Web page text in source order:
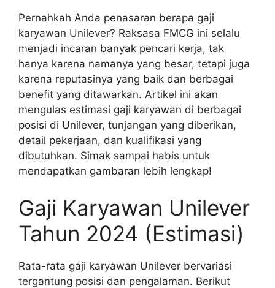
Pernahkah Anda penasaran berapa gaji
karyawan Unilever? Raksasa FMCG ini selalu
menjadi incaran banyak pencari kerja, tak
hanya karena namanya yang besar, tetapi juga
karena reputasinya yang baik dan berbagai
benefit yang ditawarkan. Artikel ini akan
mengulas estimasi gaji karyawan di berbagai
posisi di Unilever, tunjangan yang diberikan,
detail pekerjaan, dan kualifikasi yang
dibutuhkan. Simak sampai habis untuk
mendapatkan gambaran lebih lengkap!
Gaji Karyawan Unilever
Tahun 2024 (Estimasi)
Rata-rata gaji karyawan Unilever bervariasi
tergantung posisi dan pengalaman. Berikut